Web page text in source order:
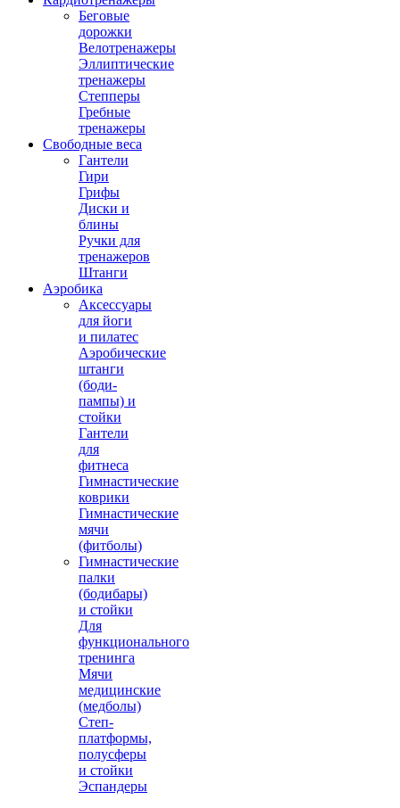
Беговые
дорожки
Велотренажеры
Эллиптические
тренажеры
Степперы
Гребные
тренажеры
Свободные веса
Гантели
Гири
Грифы
Диски и
блины
Ручки для
тренажеров
Штанги
Аэробика
Аксессуары
для йоги
и пилатес
Аэробические
штанги
(боди-
пампы) и
стойки
Гантели
для
фитнеса
Гимнастические
коврики
Гимнастические
мячи
(фитболы)
Гимнастические
палки
(бодибары)
и стойки
Для
функционального
тренинга
Мячи
медицинские
(медболы)
Степ-
платформы,
полусферы
и стойки
Эспандеры